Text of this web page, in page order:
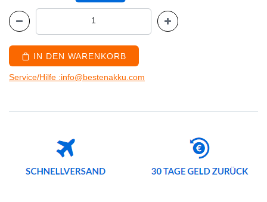
IN DEN WARENKORB
Service/Hilfe :info@bestenakku.com